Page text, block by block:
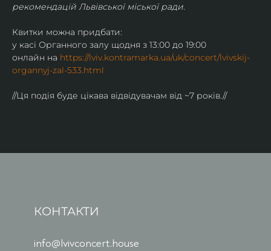
рекомендацій Львівської міської ради.
Квитки можна придбати:
у касі Органного залу щодня з 13:00 до 19:00
онлайн на https://lviv.kontramarka.ua/uk/concert/lvivskij-
organnyj-zal-533.html
//Ця подія буде цікава відвідувачам від ~7 років.//
КОНТАКТИ
info@lvivconcert.house